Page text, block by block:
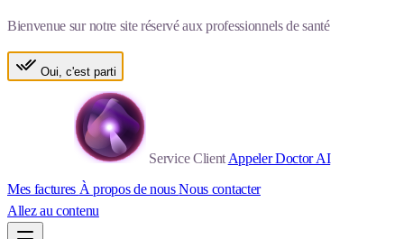
Bienvenue sur notre site réservé aux professionnels de santé
Oui, c'est parti
Service Client Appeler Doctor AI
Mes factures À propos de nousNous contacter
Allez au contenu